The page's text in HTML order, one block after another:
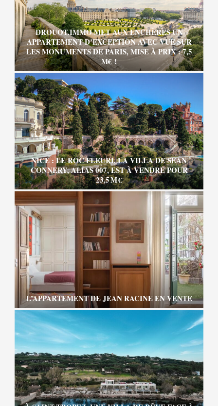
DROUOT.IMMO MET AUX ENCHÈRES UN
APPARTEMENT D’EXCEPTION AVEC VUE SUR
LES MONUMENTS DE PARIS, MISE À PRIX : 7,5
M€ !
NICE : LE ROC FLEURI, LA VILLA DE SEAN
CONNERY, ALIAS 007, EST À VENDRE POUR
23,5 M €
L’APPARTEMENT DE JEAN RACINE EN VENTE